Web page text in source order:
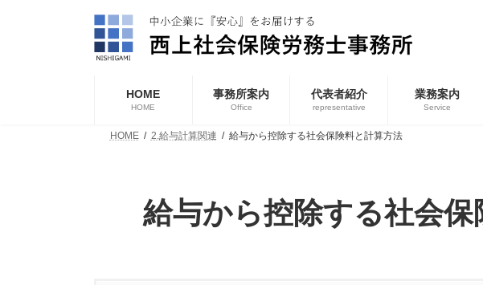
HOME
HOME
事務所案内
Office
代表者紹介
representative
業務案内
Service
HOME 2.給与計算関連 給与から控除する社会保険料と計算方法
給与から控除する社会